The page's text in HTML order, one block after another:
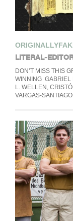
LITERAL-
DON’T MISS THIS
WINNING GABRIEL
L. WELLEN,
VARGAS-